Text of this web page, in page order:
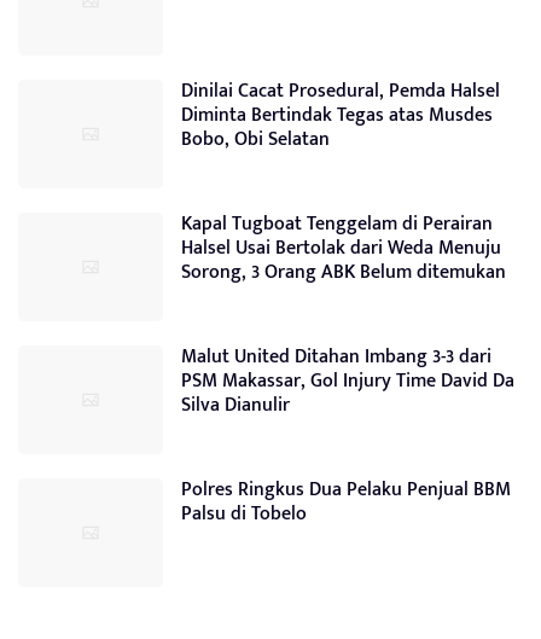
Dinilai Cacat Prosedural, Pemda Halsel
Diminta Bertindak Tegas atas Musdes
Bobo, Obi Selatan
Kapal Tugboat Tenggelam di Perairan
Halsel Usai Bertolak dari Weda Menuju
Sorong, 3 Orang ABK Belum ditemukan
Malut United Ditahan Imbang 3-3 dari
PSM Makassar, Gol Injury Time David Da
Silva Dianulir
Polres Ringkus Dua Pelaku Penjual BBM
Palsu di Tobelo